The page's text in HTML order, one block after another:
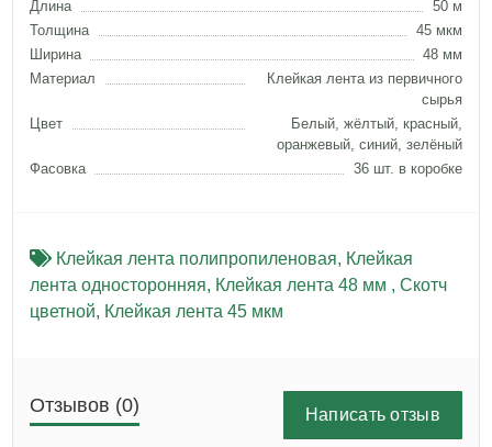
Длина
50 м
Толщина
45 мкм
Ширина
48 мм
Материал
Клейкая лента из первичного
сырья
Цвет
Белый, жёлтый, красный,
оранжевый, синий, зелёный
Фасовка
36 шт. в коробке
Клейкая лента полипропиленовая, Клейкая
лента односторонняя, Клейкая лента 48 мм , Скотч
цветной, Клейкая лента 45 мкм
Отзывов (0) Написать отзыв